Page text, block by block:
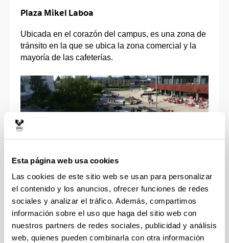
Esta página web usa cookies
Las cookies de este sitio web se usan para personalizar
el contenido y los anuncios, ofrecer funciones de redes
sociales y analizar el tráfico. Además, compartimos
información sobre el uso que haga del sitio web con
nuestros partners de redes sociales, publicidad y análisis
web, quienes pueden combinarla con otra información
Plaza Mikel Laboa
Ubicada en el corazón del campus, es una zona de
tránsito en la que se ubica la zona comercial y la
mayoría de las cafeterías.
Reserva de espacios
https://www.ehu.eus/solicitudespacios